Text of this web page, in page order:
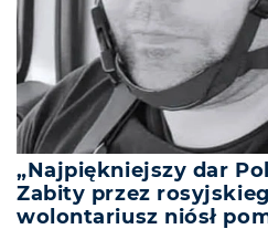
„Najpiękniejszy dar
Zabity przez
wolontariusz niósł